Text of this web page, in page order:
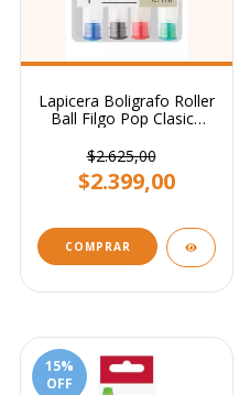
Lapicera Boligrafo Roller
Ball Filgo Pop Clasico
$2.625,00
$2.399,00
15%
OFF